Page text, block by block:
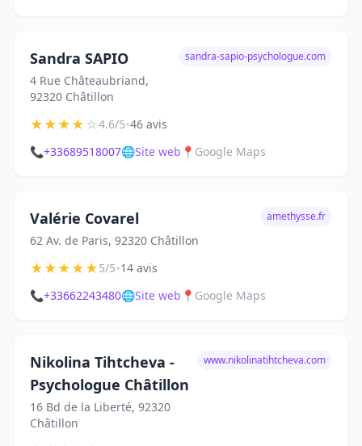
Sandra SAPIO
4 Rue Châteaubriand,
92320 Châtillon
sandra-sapio-psychologue.com
★★★★☆4.6/5•46 avis
📞+33689518007🌐Site web 📍 Google Maps
Valérie Covarel
62 Av. de Paris, 92320 Châtillon
amethysse.fr
★★★★★5/5•14 avis
📞+33662243480🌐Site web 📍 Google Maps
Nikolina Tihtcheva -
Psychologue Châtillon
16 Bd de la Liberté, 92320
Châtillon
www.nikolinatihtcheva.com